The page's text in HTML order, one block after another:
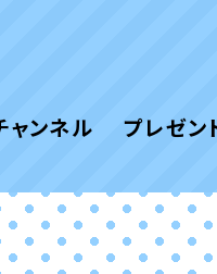
ャンネル プレゼン